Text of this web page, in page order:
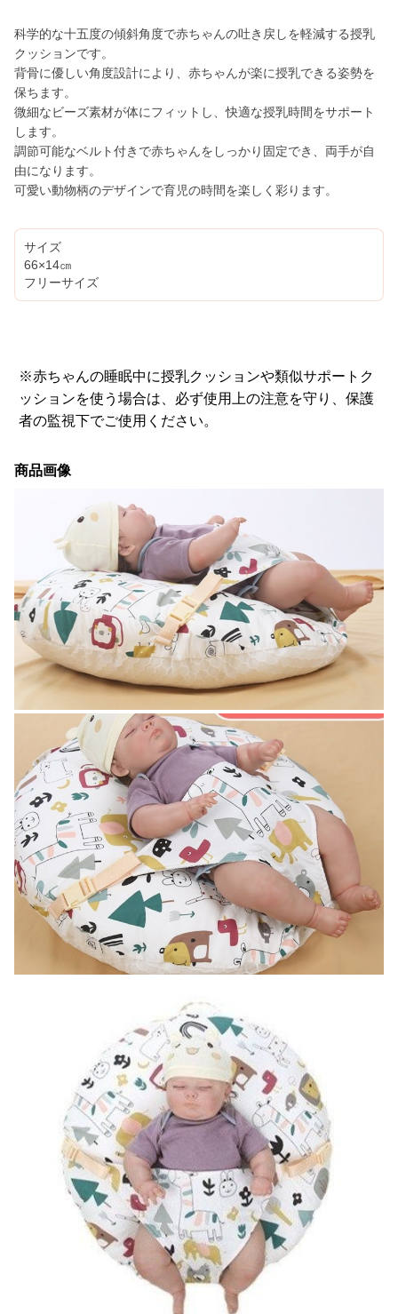
科学的な十五度の傾斜角度で赤ちゃんの吐き戻しを軽減する授乳
クッションです。
背骨に優しい角度設計により、赤ちゃんが楽に授乳できる姿勢を
保ちます。
微細なビーズ素材が体にフィットし、快適な授乳時間をサポート
します。
調節可能なベルト付きで赤ちゃんをしっかり固定でき、両手が自
由になります。
可愛い動物柄のデザインで育児の時間を楽しく彩ります。
サイズ
66×14㎝
フリーサイズ
※赤ちゃんの睡眠中に授乳クッションや類似サポートク
ッションを使う場合は、必ず使用上の注意を守り、保護
者の監視下でご使用ください。
商品画像